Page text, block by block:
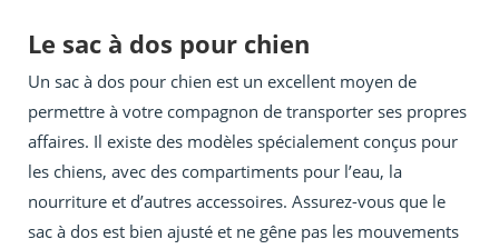
Le sac à dos pour chien
Un sac à dos pour chien est un excellent moyen de
permettre à votre compagnon de transporter ses propres
affaires. Il existe des modèles spécialement conçus pour
les chiens, avec des compartiments pour l’eau, la
nourriture et d’autres accessoires. Assurez-vous que le
sac à dos est bien ajusté et ne gêne pas les mouvements